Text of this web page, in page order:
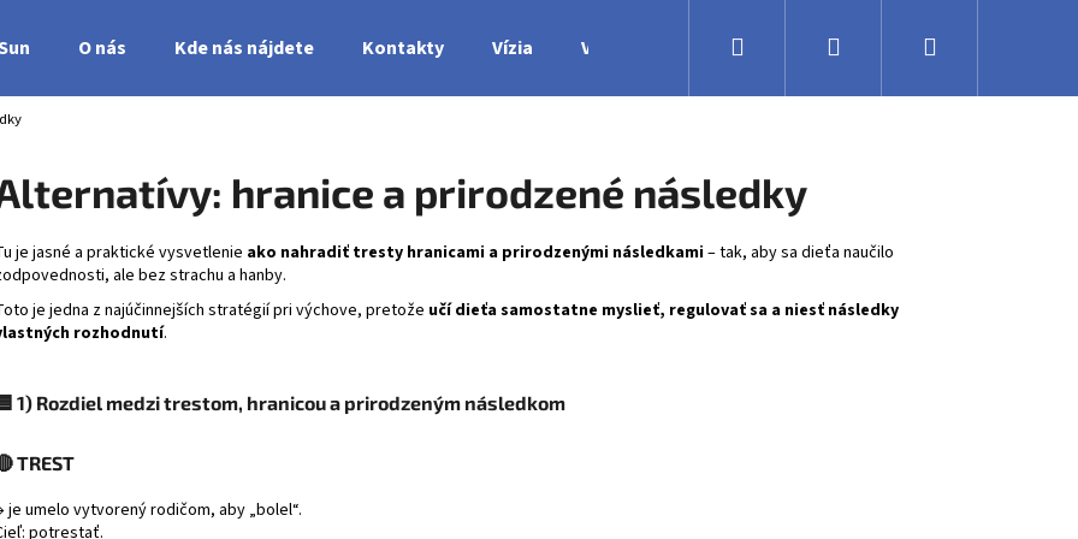
O nás Kde nás nájdete Kontakty Vízia Výroba Obchodné podmienky Veľkoobchodná
Prihlásenie
hranice a prirodzené následky
je jasné a praktické vysvetlenie ako nahradiť tresty hranicami a prirodzenými následkami– tak, aby sa dieťa naučilo
ale bez strachu a hanby.
je jedna z najúčinnejších stratégií pri výchove, pretože učí dieťa samostatne myslieť, regulovať sa a niesť následky
rozhodnutí.
1) Rozdiel medzi trestom, hranicou a prirodzeným následkom
TREST
je umelo vytvorený rodičom, aby „bolel“.
potrestať.